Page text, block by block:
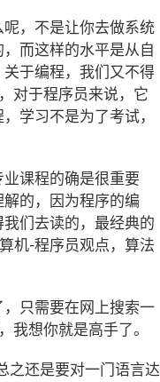
，不是让你去做系统
而这样的水平是从自
于编程，我们又不得
对于程序员来说，它
学习不是为了考试，
课程的确是很重要
的，因为程序的编
们去读的，最经典的
机-程序员观点，算法
只需要在网上搜索一
我想你就是高手了。
之还是要对一门语言达